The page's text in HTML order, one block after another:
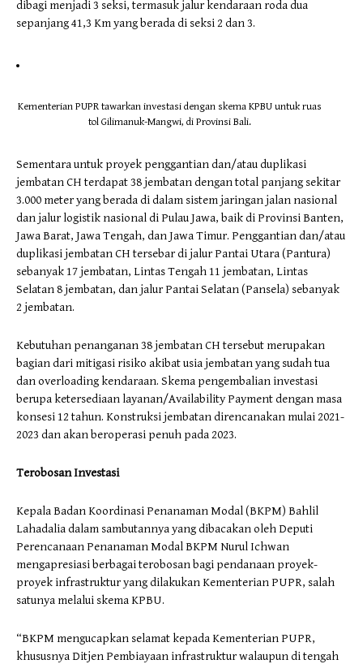
dibagi menjadi 3 seksi, termasuk jalur kendaraan roda dua
sepanjang 41,3 Km yang berada di seksi 2 dan 3.
Kementerian PUPR tawarkan investasi dengan skema KPBU untuk ruas
tol Gilimanuk-Mangwi, di Provinsi Bali.
Sementara untuk proyek penggantian dan/atau duplikasi
jembatan CH terdapat 38 jembatan dengan total panjang sekitar
3.000 meter yang berada di dalam sistem jaringan jalan nasional
dan jalur logistik nasional di Pulau Jawa, baik di Provinsi Banten,
Jawa Barat, Jawa Tengah, dan Jawa Timur. Penggantian dan/atau
duplikasi jembatan CH tersebar di jalur Pantai Utara (Pantura)
sebanyak 17 jembatan, Lintas Tengah 11 jembatan, Lintas
Selatan 8 jembatan, dan jalur Pantai Selatan (Pansela) sebanyak
2 jembatan.
Kebutuhan penanganan 38 jembatan CH tersebut merupakan
bagian dari mitigasi risiko akibat usia jembatan yang sudah tua
dan overloading kendaraan. Skema pengembalian investasi
berupa ketersediaan layanan/Availability Payment dengan masa
konsesi 12 tahun. Konstruksi jembatan direncanakan mulai 2021-
2023 dan akan beroperasi penuh pada 2023.
Terobosan Investasi
Kepala Badan Koordinasi Penanaman Modal (BKPM) Bahlil
Lahadalia dalam sambutannya yang dibacakan oleh Deputi
Perencanaan Penanaman Modal BKPM Nurul Ichwan
mengapresiasi berbagai terobosan bagi pendanaan proyek-
proyek infrastruktur yang dilakukan Kementerian PUPR, salah
satunya melalui skema KPBU.
“BKPM mengucapkan selamat kepada Kementerian PUPR,
khususnya Ditjen Pembiayaan infrastruktur walaupun di tengah